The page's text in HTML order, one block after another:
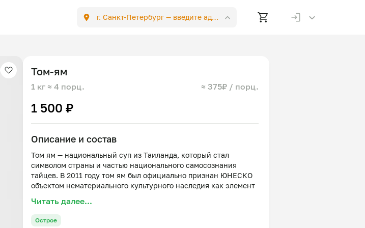
г. Санкт-Петербург —введите адрес
Том-ям
1 кг ≈ 4 порц. ≈ 375₽ / порц.
1 500 ₽
Описание и состав
Том ям — национальный суп из Таиланда, который стал
символом страны и частью национального самосознания
тайцев. В 2011 году том ям был официально признан ЮНЕСКО
объектом нематериального культурного наследия как элемент
Название супа складывается из двух слов: «том» переводится
как «горячий, кипящий», а «ям» — «салат». Таким образом,
получается «горячий салат». Суп достаточно густой, а начинку
Читать далее...
Острое